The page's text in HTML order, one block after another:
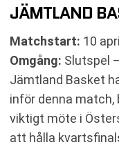
JÄMTLAND
Matchstart: 10
Omgång: Slutspel
Jämtland Basket
inför denna match,
viktigt möte i
att hålla